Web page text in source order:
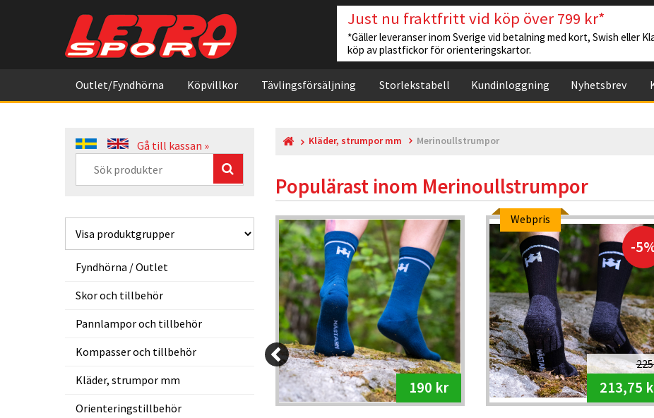
Just nu fraktfritt vid köp över 799 kr*
*Gäller leveranser inom Sverige vid betalning med kort, Swish eller
köp av plastfickor för orienteringskartor.
Outlet/Fyndhörna Köpvillkor Tävlingsförsäljning Storlekstabell Kundinloggning Nyhetsbrev
Gå till kassan »
Fyndhörna / Outlet
Skor och tillbehör
Pannlampor och tillbehör
Kompasser och tillbehör
Kläder, strumpor mm
Orienteringstillbehör
Kläder, strumpor mm Merinoullstrumpor
Populärast inom Merinoullstrumpor
Webpris
-5%
284,05 kr 190 kr
Webpris
-
213,75